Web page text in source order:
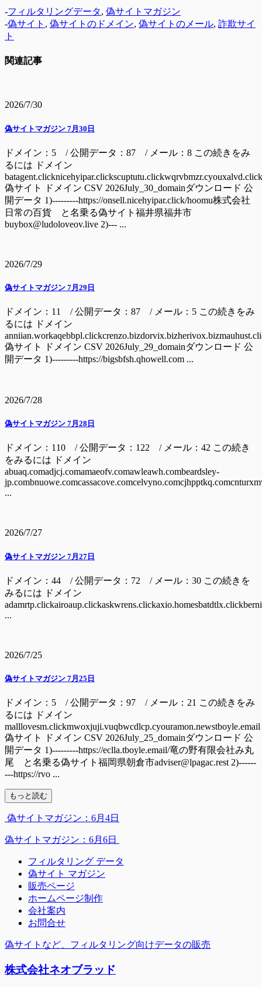
-フィルタリングデータ, 偽サイトマガジン
-偽サイト , 偽サイトのドメイン, 偽サイトのメール, 詐欺サイ
ト
関連記事
2026/7/30
偽サイトマガジン 7月30日
ドメイン：5 / 公開データ：87 / メール：8 この続きをみ
るには ドメイン
batagent.clicknicehyipar.clickscuptutu.clickwqrvbmzr.cyouxalvd.click
偽サイト ドメイン CSV 2026July_30_domainダウンロード 公
開データ 1)---------https://onsell.nicehyipar.click/hoomu株式会社
日常の百貨 と名乗る偽サイト福井県福井市
buybox@ludoloveov.live 2)--- ...
2026/7/29
偽サイトマガジン 7月29日
ドメイン：11 / 公開データ：87 / メール：5 この続きをみ
るには ドメイン
偽サイト ドメイン CSV 2026July_29_domainダウンロード 公
開データ 1)---------https://bigsbfsh.qhowell.com ...
2026/7/28
偽サイトマガジン 7月28日
ドメイン：110 / 公開データ：122 / メール：42 この続き
をみるには ドメイン
abuaq.comadjcj.comamaeofv.comawleawh.combeardsley-
...
2026/7/27
偽サイトマガジン 7月27日
ドメイン：44 / 公開データ：72 / メール：30 この続きを
みるには ドメイン
...
2026/7/25
偽サイトマガジン 7月25日
ドメイン：5 / 公開データ：97 / メール：21 この続きをみ
るには ドメイン
malllovesm.clickmwoxjuji.vuqbwcdlcp.cyouramon.newstboyle.email
偽サイト ドメイン CSV 2026July_25_domainダウンロード 公
開データ 1)---------https://eclla.tboyle.email/竜の野有限会社み丸
尾 と名乗る偽サイト福岡県朝倉市adviser@lpagac.rest 2)------
---https://rvo ...
もっと読む
偽サイトマガジン：6月4日
偽サイトマガジン：6月6日
フィルタリング データ
偽サイト マガジン
販売ページ
ホームページ制作
会社案内
お問合せ
偽サイトなど、フィルタリング向けデータの販売
株式会社ネオブラッド